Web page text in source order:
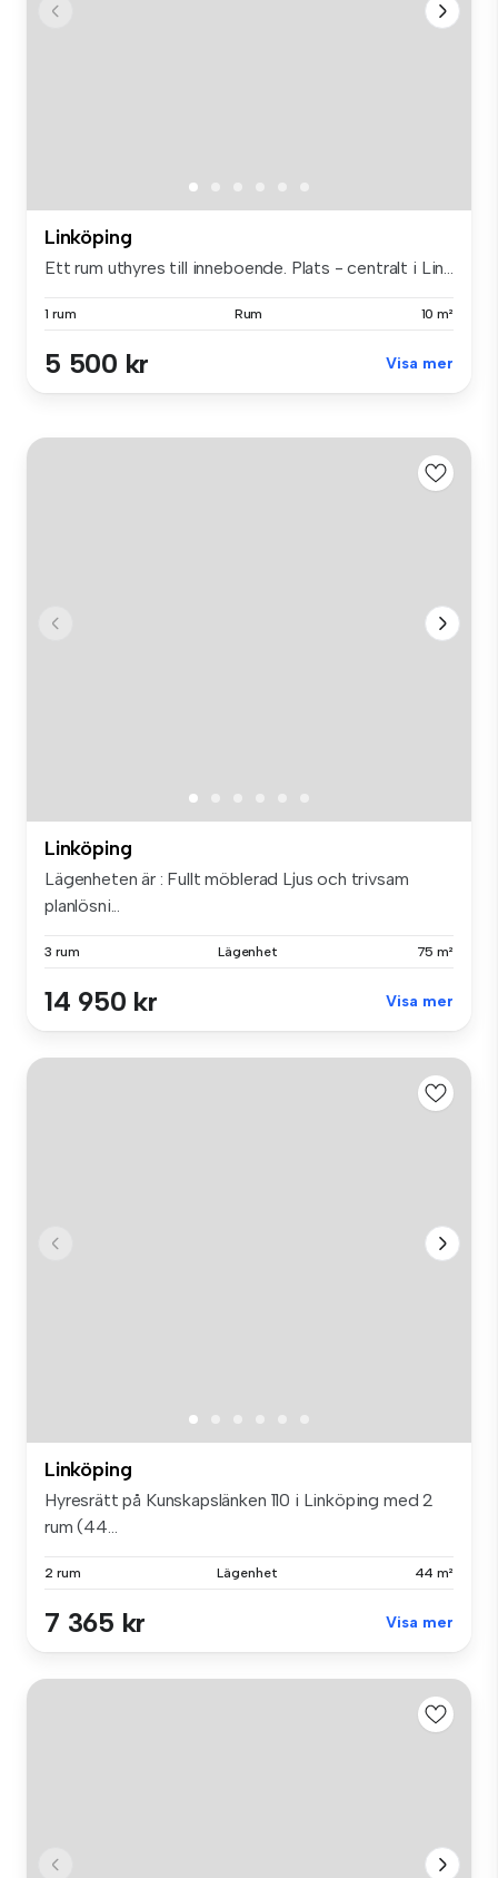
Linköping
Ett rum uthyres till inneboende. Plats - centralt i Lin...
1 rum Rum 10 m²
5 500 kr Visa mer
Linköping
Lägenheten är : Fullt möblerad Ljus och trivsam
planlösni...
3 rum Lägenhet 75 m²
14 950 kr Visa mer
Linköping
Hyresrätt på Kunskapslänken 110 i Linköping med 2
rum (44...
2 rum Lägenhet 44 m²
7 365 kr Visa mer